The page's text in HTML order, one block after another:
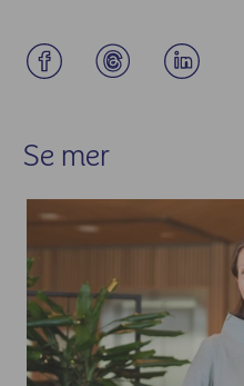
Se mer